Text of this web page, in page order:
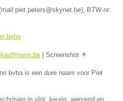
piet.peters@skynet.be) , BTW-nr:
bvba
| Screenshot ▼
bvba is een dure naam voor Piet
in vlot, keurig, wervend en